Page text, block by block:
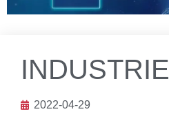
INDUSTRIE
2022-04-29